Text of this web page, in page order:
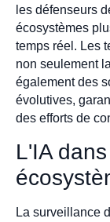
les défenseurs
écosystèmes
temps réel. Les
non seulement
également des
évolutives,
des efforts de
L'IA
La surveillance